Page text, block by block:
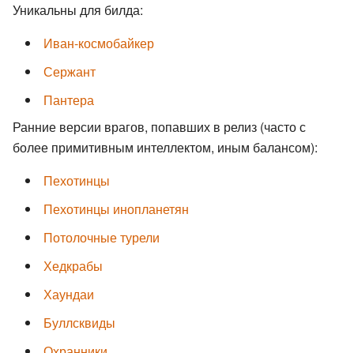
Уникальны для билда:
Иван-космобайкер
Сержант
Пантера
Ранние версии врагов, попавших в релиз (часто с
более примитивным интеллектом, иным балансом):
Пехотинцы
Пехотинцы инопланетян
Потолочные турели
Хедкрабы
Хаундаи
Буллсквиды